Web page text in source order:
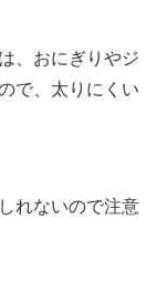
、おにぎりやジ
で、太りにくい
れないので注意